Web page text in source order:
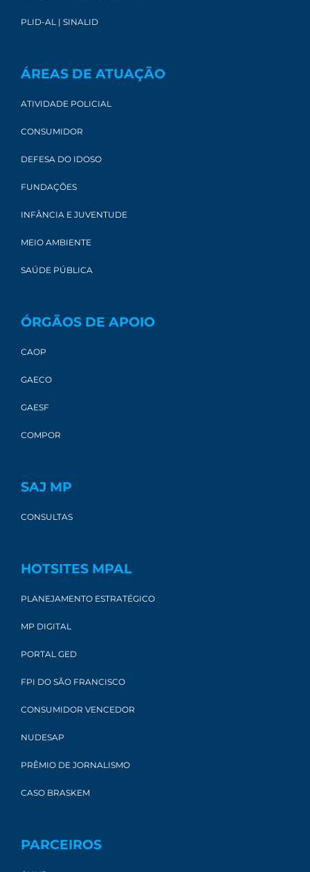
PLID-AL | SINALID
ÁREAS DE ATUAÇÃO
ATIVIDADE POLICIAL
CONSUMIDOR
DEFESA DO IDOSO
FUNDAÇÕES
INFÂNCIA E JUVENTUDE
MEIO AMBIENTE
SAÚDE PÚBLICA
ÓRGÃOS DE APOIO
CAOP
GAECO
GAESF
COMPOR
SAJ MP
CONSULTAS
HOTSITES MPAL
PLANEJAMENTO ESTRATÉGICO
MP DIGITAL
PORTAL GED
FPI DO SÃO FRANCISCO
CONSUMIDOR VENCEDOR
NUDESAP
PRÊMIO DE JORNALISMO
CASO BRASKEM
PARCEIROS